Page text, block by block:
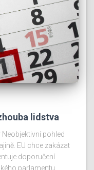
lidstva
pohled
EU chce zakázat
doporučení
parlamentu,